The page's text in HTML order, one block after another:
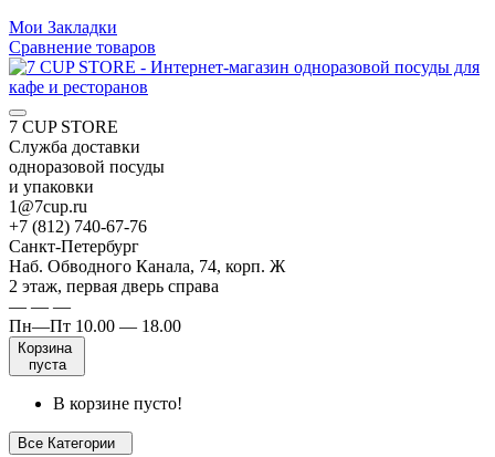
Мои Закладки
Сравнение товаров
7 CUP STORE
Служба доставки
одноразовой посуды
и упаковки
1@7cup.ru
+7 (812) 740-67-76
Санкт-Петербург
Наб. Обводного Канала, 74, корп. Ж
2 этаж, первая дверь справа
— — —
Пн—Пт 10.00 — 18.00
Корзина
пуста
В корзине пусто!
Все Категории